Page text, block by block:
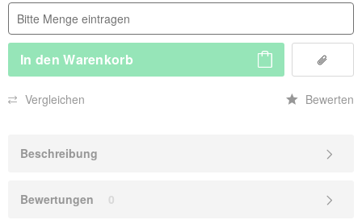
In den Warenkorb
Vergleichen Bewerten
Beschreibung
Bewertungen 0